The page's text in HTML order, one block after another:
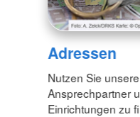
Adressen
Nutzen Sie
Ansprechpartner
Einrichtungen zu